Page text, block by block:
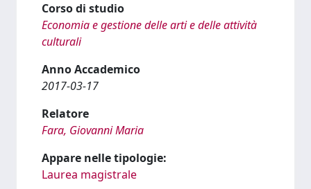
Corso di studio
Economia e gestione delle arti e delle attività
culturali
Anno Accademico
2017-03-17
Relatore
Fara, Giovanni Maria
Appare nelle tipologie:
Laurea magistrale